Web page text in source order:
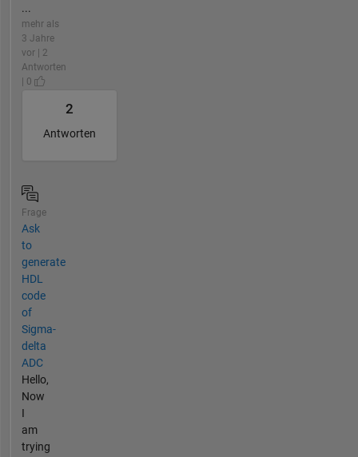
...
mehr als
3 Jahre
vor | 2
Antworten
| 0
2
Antworten
Frage
Ask
to
generate
HDL
code
of
Sigma-
delta
ADC
Hello,
Now
I
am
trying